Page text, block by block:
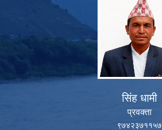
सिंह धामी
प्रवक्ता
९७४२३७११५७